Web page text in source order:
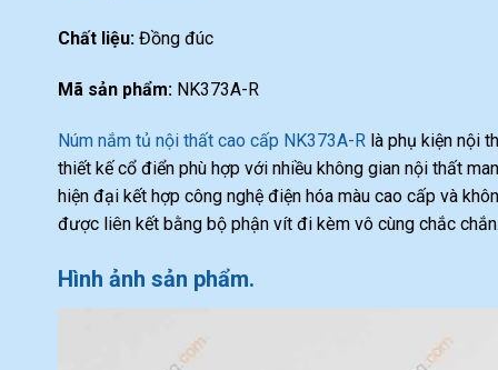
Chất liệu: Đồng đúc
Mã sản phẩm: NK373A-R
Núm nắm tủ nội thất cao cấp NK373A-R là phụ kiện nội
thiết kế cổ điển phù hợp với nhiều không gian nội thất
hiện đại kết hợp công nghệ điện hóa màu cao cấp và
được liên kết bằng bộ phận vít đi kèm vô cùng chắc chắn.
Hình ảnh sản phẩm.